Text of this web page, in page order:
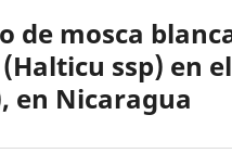
de mosca
ssp) en el
en Nicaragua